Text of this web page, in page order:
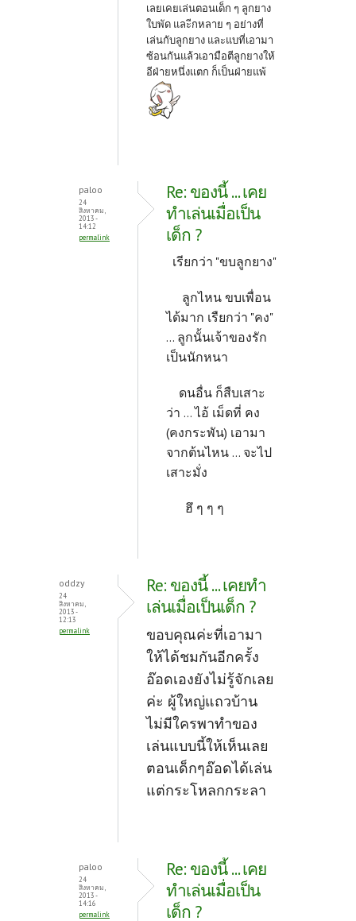
เลยเคยเล่นตอนเด็ก ๆ ลูกยาง
ใบพัด และีกหลาย ๆ อย่างที่
เล่นกับลูกยาง และแบที่เอามา
ซ้อนกันแล้วเอามือตีลูกยางให้
อีฝ่ายหนึ่งแตก ก็เป็นฝ่ายแพ้
paloo
24
สิงหาคม,
2013 -
14:12
permalink
Re: ของนี้ ... เคย
ทำเล่นเมื่อเป็น
เด็ก ?
เรียกว่า "ขบลูกยาง"
ลูกไหน ขบเพื่อน
ได้มาก เรืยกว่า "คง"
... ลูกนั้นเจ้าของรัก
เป็นนักหนา
ดนอื่น ก็สืบเสาะ
ว่า ... ไอ้ เม็ดที่ คง
(คงกระพัน) เอามา
จากต้นไหน ... จะไป
เสาะมั่ง
ฮึ ๆ ๆ ๆ
oddzy
24
สิงหาคม,
2013 -
12:13
permalink
Re: ของนี้ ... เคยทำ
เล่นเมื่อเป็นเด็ก ?
ขอบคุณค่ะที่เอามา
ให้ได้ชมกันอีกครั้ง
อ๊อดเองยังไม่รู้จักเลย
ค่ะ ผู้ใหญ่แถวบ้าน
ไม่มีใครพาทำของ
เล่นแบบนี้ให้เห็นเลย
ตอนเด็กๆอ๊อดได้เล่น
แต่กระโหลกกระลา
paloo
24
สิงหาคม,
2013 -
14:16
permalink
Re: ของนี้ ... เคย
ทำเล่นเมื่อเป็น
เด็ก ?